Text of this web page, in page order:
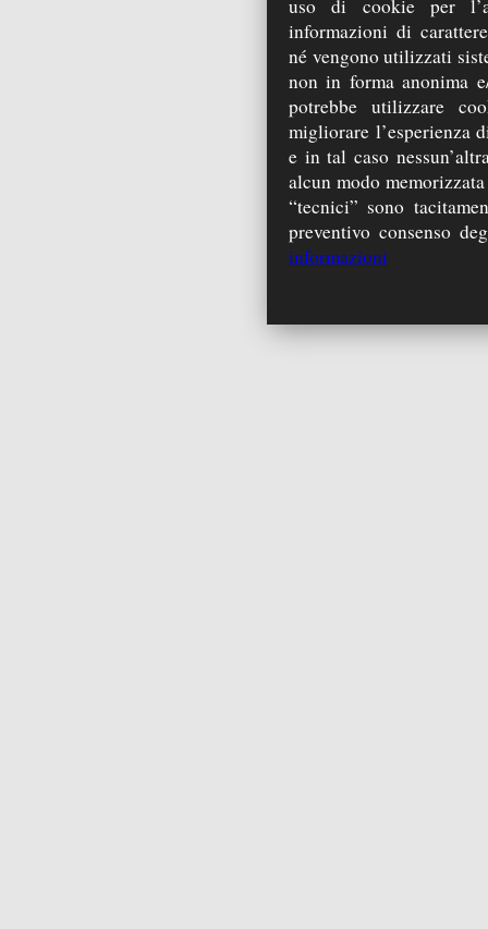
uso di cookie per
informazioni di
né vengono utilizzati
non in forma anonima
potrebbe utilizzare
migliorare l’esperienza
e in tal caso
alcun modo
“tecnici” sono
preventivo consenso
informazioni